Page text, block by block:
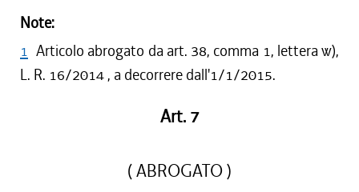
Note:
1 Articolo abrogato da art. 38, comma 1, lettera w),
L. R. 16/2014 , a decorrere dall'1/1/2015.
Art. 7
( ABROGATO )